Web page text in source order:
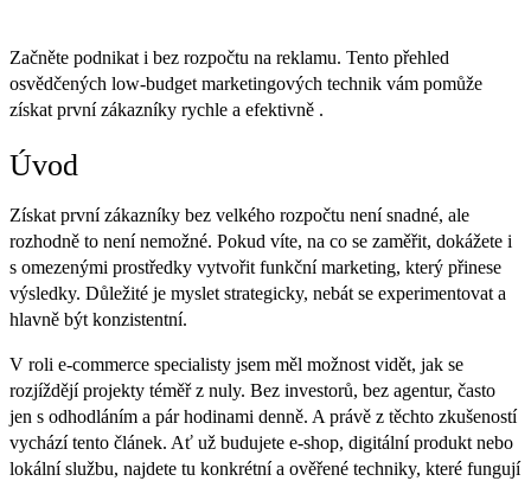
Začněte podnikat i bez rozpočtu na reklamu. Tento přehled
osvědčených low-budget marketingových technik vám pomůže
získat první zákazníky rychle a efektivně .
Úvod
Získat první zákazníky bez velkého rozpočtu není snadné, ale
rozhodně to není nemožné. Pokud víte, na co se zaměřit, dokážete i
s omezenými prostředky vytvořit funkční marketing, který přinese
výsledky. Důležité je myslet strategicky, nebát se experimentovat a
hlavně být konzistentní.
V roli e-commerce specialisty jsem měl možnost vidět, jak se
rozjíždějí projekty téměř z nuly. Bez investorů, bez agentur, často
jen s odhodláním a pár hodinami denně. A právě z těchto zkušeností
vychází tento článek. Ať už budujete e-shop, digitální produkt nebo
lokální službu, najdete tu konkrétní a ověřené techniky, které fungují